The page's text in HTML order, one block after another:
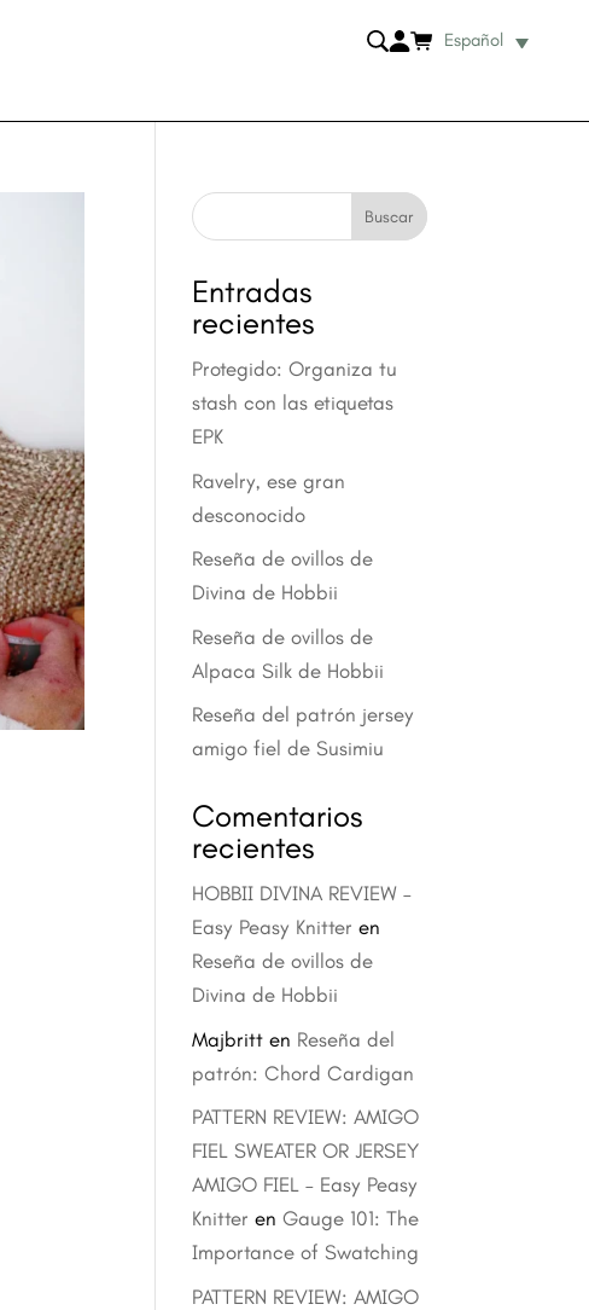
Español
Buscar
Entradas
recientes
Protegido: Organiza tu
stash con las etiquetas
EPK
Ravelry, ese gran
desconocido
Reseña de ovillos de
Divina de Hobbii
Reseña de ovillos de
Alpaca Silk de Hobbii
Reseña del patrón jersey
amigo fiel de Susimiu
Comentarios
recientes
HOBBII DIVINA REVIEW –
Easy Peasy Knitter en
Reseña de ovillos de
Divina de Hobbii
Majbritt en Reseña del
patrón: Chord Cardigan
PATTERN REVIEW: AMIGO
FIEL SWEATER OR JERSEY
AMIGO FIEL – Easy Peasy
Knitter enGauge 101: The
Importance of Swatching
PATTERN REVIEW: AMIGO